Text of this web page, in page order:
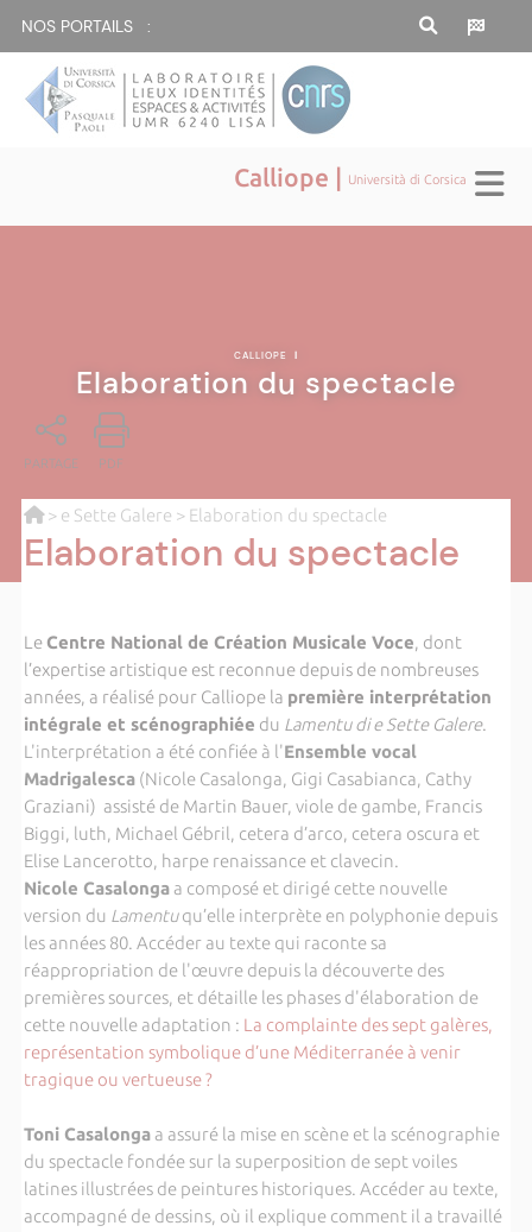
NOS PORTAILS :
Calliope | Università di Corsica
CALLIOPE |
Elaboration du spectacle
PARTAGE PDF
> e Sette Galere > Elaboration du spectacle
Elaboration du spectacle
Le Centre National de Création Musicale Voce, dont
l’expertise artistique est reconnue depuis de nombreuses
années, a réalisé pour Calliope la première interprétation
intégrale et scénographiée du Lamentu di e Sette Galere.
L'interprétation a été confiée à l'Ensemble vocal
Madrigalesca(Nicole Casalonga, Gigi Casabianca, Cathy
Graziani) assisté de Martin Bauer, viole de gambe, Francis
Biggi, luth, Michael Gébril, cetera d’arco, cetera oscura et
Elise Lancerotto, harpe renaissance et clavecin.
Nicole Casalongaa composé et dirigé cette nouvelle
version du Lamentuqu’elle interprète en polyphonie depuis
les années 80. Accéder au texte qui racontesa
réappropriation de l'œuvre depuis la découverte des
premières sources, et détaille les phases d'élaboration de
cette nouvelle adaptation : La complainte des sept galères,
représentation symbolique d’une Méditerranée à venir
tragique ou vertueuse ?
Toni Casalongaa assuré la mise en scène et la scénographie
du spectacle fondée sur la superposition de sept voiles
latines illustrées de peintures historiques. Accéder au texte,
accompagné de dessins, où il explique comment il a travaillé